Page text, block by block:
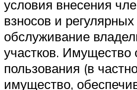
условия внесения
взносов и
обслуживание
участков. Имущество
пользования (в
имущество,